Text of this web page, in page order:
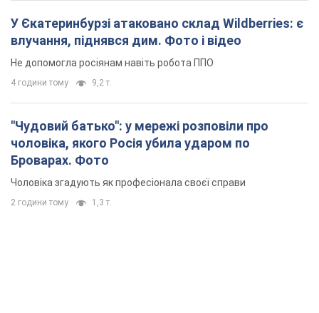
У Єкатеринбурзі атаковано склад Wildberries: є
влучання, піднявся дим. Фото і відео
Не допомогла росіянам навіть робота ППО
4 години тому 9,2 т.
"Чудовий батько": у мережі розповіли про
чоловіка, якого Росія убила ударом по
Броварах. Фото
Чоловіка згадують як професіонала своєї справи
2 години тому 1,3 т.